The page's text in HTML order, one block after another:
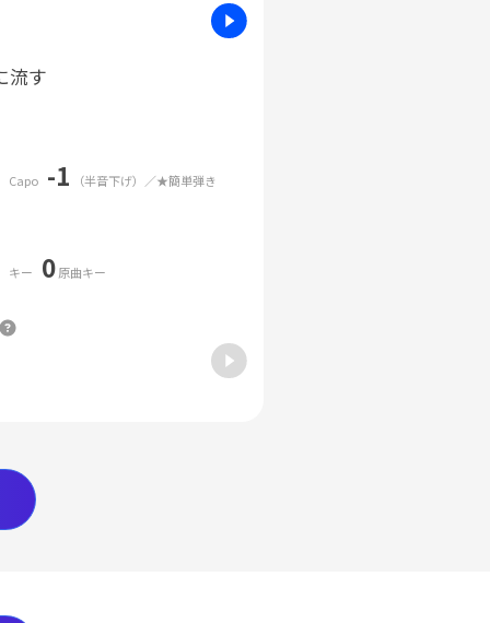
流す
Capo -1 （半音下げ）／★簡単弾き
キー 0原曲キー